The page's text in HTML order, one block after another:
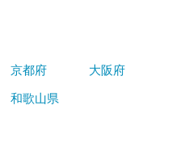
京都府
大阪府
和歌山県